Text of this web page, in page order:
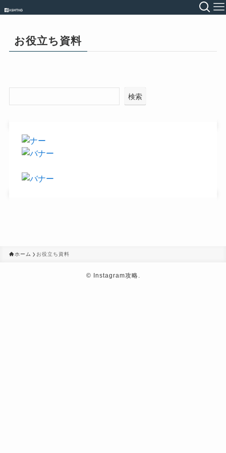
お役立ち資料
検索
ホーム お役立ち資料
© Instagram攻略.